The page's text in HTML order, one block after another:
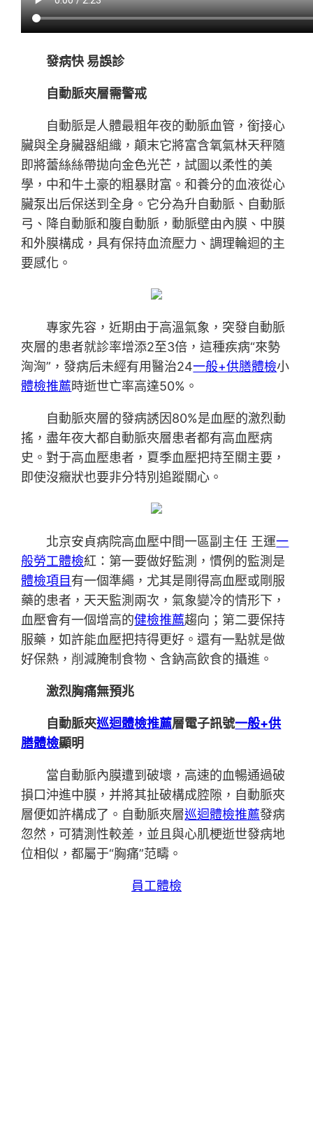
發病快 易誤診
自動脈夾層需警戒
自動脈是人體最粗年夜的動脈血管，銜接心
臟與全身臟器組織，顛末它將富含氧氣林天秤隨
即將蕾絲絲帶拋向金色光芒，試圖以柔性的美
學，中和牛土豪的粗暴財富。和養分的血液從心
臟泵出后保送到全身。它分為升自動脈、自動脈
弓、降自動脈和腹自動脈，動脈壁由內膜、中膜
和外膜構成，具有保持血流壓力、調理輪迴的主
要感化。
專家先容，近期由于高溫氣象，突發自動脈
夾層的患者就診率增添2至3倍，這種疾病“來勢
洶洶”，發病后未經有用醫治24一般+供膳體檢小
體檢推薦時逝世亡率高達50%。
自動脈夾層的發病誘因80%是血壓的激烈動
搖，盡年夜大都自動脈夾層患者都有高血壓病
史。對于高血壓患者，夏季血壓把持至關主要，
即使沒癥狀也要非分特別追蹤關心。
北京安貞病院高血壓中間一區副主任 王運一
般勞工體檢紅：第一要做好監測，慣例的監測是
體檢項目有一個準繩，尤其是剛得高血壓或剛服
藥的患者，天天監測兩次，氣象變冷的情形下，
血壓會有一個增高的健檢推薦趨向；第二要保持
服藥，如許能血壓把持得更好。還有一點就是做
好保熱，削減腌制食物、含鈉高飲食的攝進。
激烈胸痛無預兆
自動脈夾巡迴體檢推薦層電子訊號一般+供
膳體檢顯明
當自動脈內膜遭到破壞，高速的血暢通過破
損口沖進中膜，并將其扯破構成腔隙，自動脈夾
層便如許構成了。自動脈夾層巡迴體檢推薦發病
忽然，可猜測性較差，並且與心肌梗逝世發病地
位相似，都屬于“胸痛”范疇。
員工體檢